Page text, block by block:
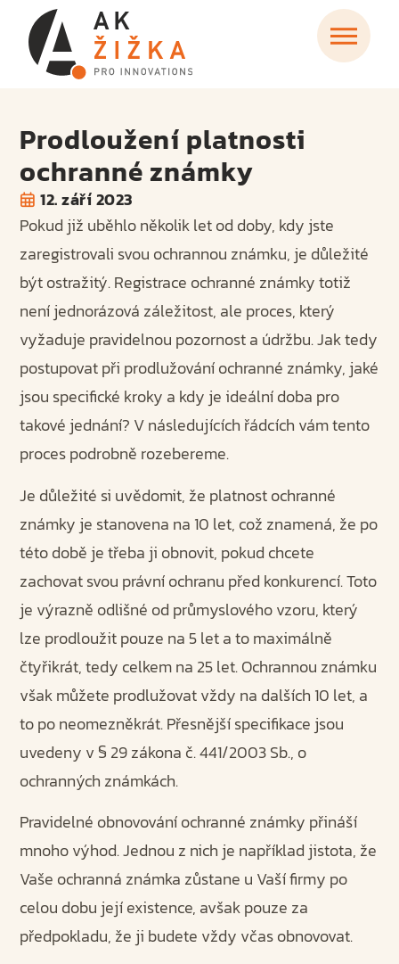
Prodloužení platnosti
ochranné známky
12. září 2023
Pokud již uběhlo několik let od doby, kdy jste
zaregistrovali svou ochrannou známku, je důležité
být ostražitý. Registrace ochranné známky totiž
není jednorázová záležitost, ale proces, který
vyžaduje pravidelnou pozornost a údržbu. Jak tedy
postupovat při prodlužování ochranné známky, jaké
jsou specifické kroky a kdy je ideální doba pro
takové jednání? V následujících řádcích vám tento
proces podrobně rozebereme.
Je důležité si uvědomit, že platnost ochranné
známky je stanovena na 10 let, což znamená, že po
této době je třeba ji obnovit, pokud chcete
zachovat svou právní ochranu před konkurencí. Toto
je výrazně odlišné od průmyslového vzoru, který
lze prodloužit pouze na 5 let a to maximálně
čtyřikrát, tedy celkem na 25 let. Ochrannou známku
však můžete prodlužovat vždy na dalších 10 let, a
to po neomezněkrát. Přesnější specifikace jsou
uvedeny v § 29 zákona č. 441/2003 Sb., o
ochranných známkách.
Pravidelné obnovování ochranné známky přináší
mnoho výhod. Jednou z nich je například jistota, že
Vaše ochranná známka zůstane u Vaší firmy po
celou dobu její existence, avšak pouze za
předpokladu, že ji budete vždy včas obnovovat.